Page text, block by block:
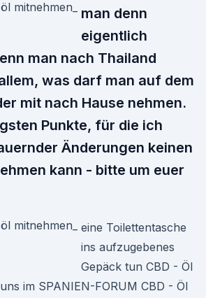
man denn
eigentlich
man nach Thailand
was darf man auf dem
mit nach Hause nehmen.
Punkte, für die ich
Änderungen keinen
kann - bitte um euer
eine Toilettentasche
ins aufzugebenes
Gepäck tun CBD - Öl
im SPANIEN-FORUM CBD - Öl